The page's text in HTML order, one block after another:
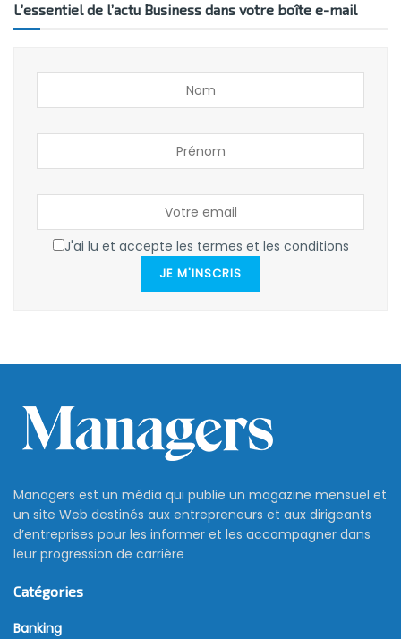
L’essentiel de l’actu Business dans votre boîte e-mail
J'ai lu et accepte les termes et les conditions
JE M'INSCRIS
Managers est un média qui publie un magazine mensuel et
un site Web destinés aux entrepreneurs et aux dirigeants
d’entreprises pour les informer et les accompagner dans
leur progression de carrière
Catégories
Banking